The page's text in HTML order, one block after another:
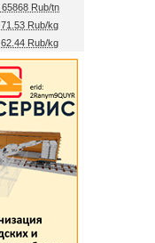
65868 Rub/tn
71.53 Rub/kg
62.44 Rub/kg